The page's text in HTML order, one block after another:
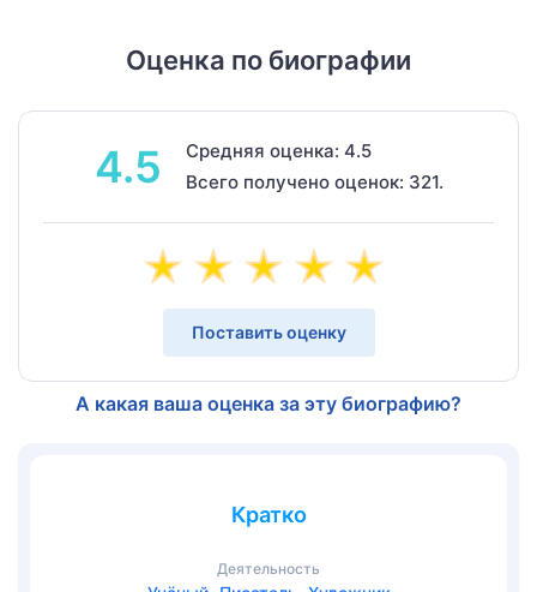
Оценка по биографии
4.5
Средняя оценка: 4.5
Всего получено оценок: 321.
Поставить оценку
А какая ваша оценка за эту биографию?
Кратко
Деятельность